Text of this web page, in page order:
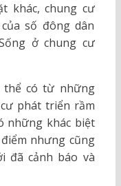
khác, chung cư
số đông dân
ở chung cư
thể có từ những
phát triển rầm
những khác biệt
nhưng cũng
đã cảnh báo và